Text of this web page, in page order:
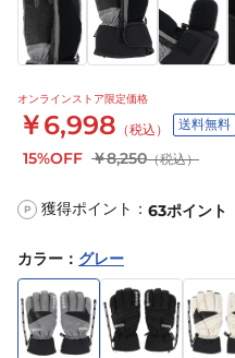
オンラインストア限定価格
￥6,998 （税込） 送料無料
15%OFF ￥8,250（税込）
P 獲得ポイント： 63ポイント
カラー ： グレー